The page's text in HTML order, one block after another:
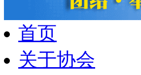
首页
关于协会